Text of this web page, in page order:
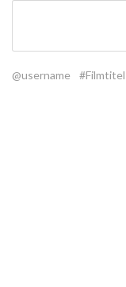
@username #Filmtitel